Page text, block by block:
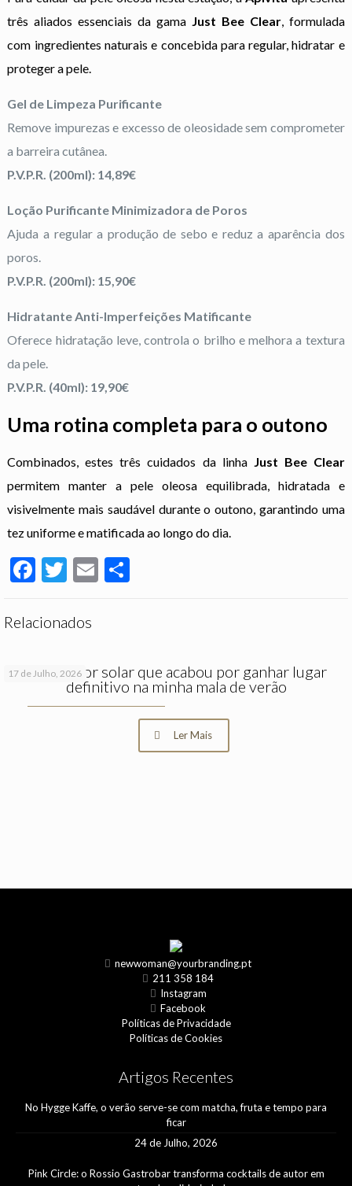
três aliados essenciais da gama Just Bee Clear, formulada
com ingredientes naturais e concebida para regular, hidratar e
proteger a pele.
Gel de Limpeza Purificante
Remove impurezas e excesso de oleosidade sem comprometer
a barreira cutânea.
P.V.P.R. (200ml): 14,89€
Loção Purificante Minimizadora de Poros
Ajuda a regular a produção de sebo e reduz a aparência dos
poros.
P.V.P.R. (200ml): 15,90€
Hidratante Anti-Imperfeições Matificante
Oferece hidratação leve, controla o brilho e melhora a textura
da pele.
P.V.P.R. (40ml): 19,90€
Uma rotina completa para o outono
Combinados, estes três cuidados da linha Just Bee Clear
permitem manter a pele oleosa equilibrada, hidratada e
visivelmente mais saudável durante o outono, garantindo uma
tez uniforme e matificada ao longo do dia.
Facebook
Twitter
Email
Relacionados
17 de Julho, 2026
O protetor solar que acabou por ganhar lugar
definitivo na minha mala de verão
Ler Mais
newwoman@yourbranding.pt
211 358 184
Instagram
Facebook
Políticas de Privacidade
Políticas de Cookies
Artigos Recentes
No Hygge Kaffe, o verão serve-se com matcha, fruta e tempo para
ficar
24 de Julho, 2026
Pink Circle: o Rossio Gastrobar transforma cocktails de autor em